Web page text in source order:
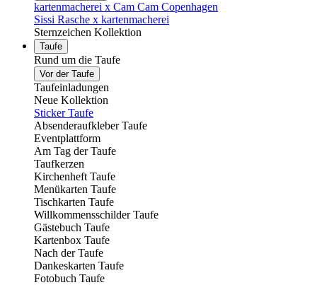
kartenmacherei x Cam Cam Copenhagen
Sissi Rasche x kartenmacherei
Sternzeichen Kollektion
Taufe
Rund um die Taufe
Vor der Taufe
Taufeinladungen
Neue Kollektion
Sticker Taufe
Absenderaufkleber Taufe
Eventplattform
Am Tag der Taufe
Taufkerzen
Kirchenheft Taufe
Menükarten Taufe
Tischkarten Taufe
Willkommensschilder Taufe
Gästebuch Taufe
Kartenbox Taufe
Nach der Taufe
Dankeskarten Taufe
Fotobuch Taufe